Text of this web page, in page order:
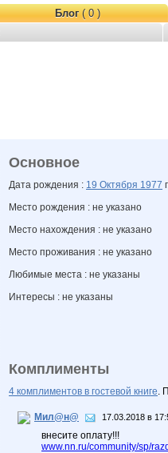
Блог( 0 )
Основное
Дата рождения : 19 Октября 1977
Место рождения : не указано
Место нахождения : не указано
Место проживания : не указано
Любимые места : не указаны
Интересы : не указаны
Комплименты
4 комплиментов в гостевой книге.
Мил@н@ 17.03.2018 в
внесите оплату!!!
www.nn.ru/community/sp/